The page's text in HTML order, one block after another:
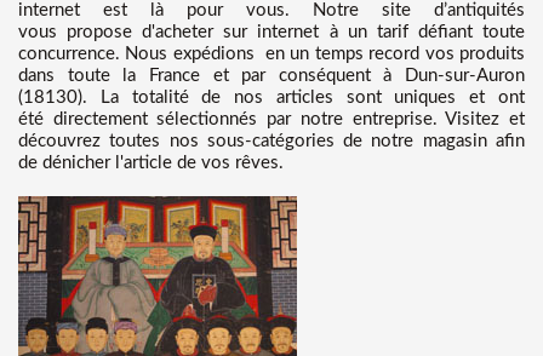
internet est là pour vous. Notre site d’antiquités
vous propose d'acheter sur internet à un tarif défiant toute
concurrence. Nous expédions en un temps record vos produits
dans toute la France et par conséquent à Dun-sur-Auron
(18130). La totalité de nos articles sont uniques et ont
été directement sélectionnés par notre entreprise. Visitez et
découvrez toutes nos sous-catégories de notre magasin afin
de dénicher l'article de vos rêves.